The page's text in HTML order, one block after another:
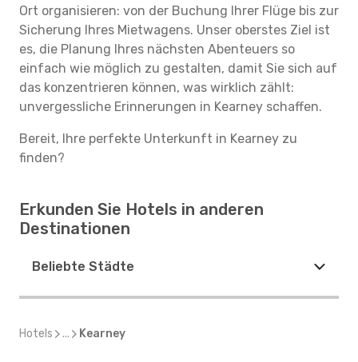
Ort organisieren: von der Buchung Ihrer Flüge bis zur
Sicherung Ihres Mietwagens. Unser oberstes Ziel ist
es, die Planung Ihres nächsten Abenteuers so
einfach wie möglich zu gestalten, damit Sie sich auf
das konzentrieren können, was wirklich zählt:
unvergessliche Erinnerungen in Kearney schaffen.
Bereit, Ihre perfekte Unterkunft in Kearney zu
finden?
Erkunden Sie Hotels in anderen
Destinationen
Beliebte Städte
Hotels ... Kearney